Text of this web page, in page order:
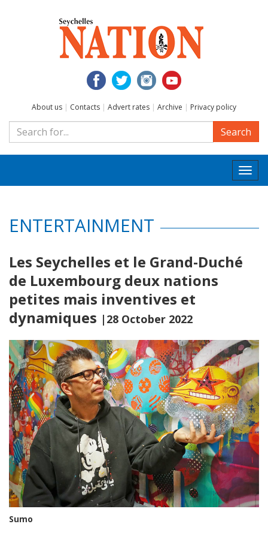
About us | Contacts | Advert rates | Archive | Privacy policy
Search
ENTERTAINMENT
Les Seychelles et le Grand-Duché
de Luxembourg deux nations
petites mais inventives et
dynamiques |28 October 2022
Sumo